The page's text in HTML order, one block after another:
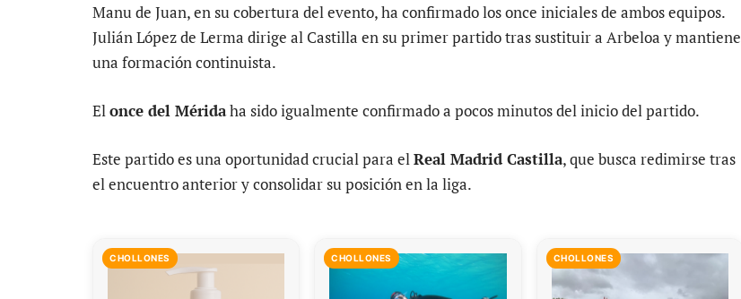
Manu de Juan, en su cobertura del evento, ha confirmado los once iniciales de ambos equipos.
Julián López de Lerma dirige al Castilla en su primer partido tras sustituir a Arbeloa y mantiene
una formación continuista.
Elonce del Méridaha sido igualmente confirmado a pocos minutos del inicio del partido.
Este partido es una oportunidad crucial para elReal Madrid Castilla, que busca redimirse tras
el encuentro anterior y consolidar su posición en la liga.
CHOLLONES CHOLLONES CHOLLONES